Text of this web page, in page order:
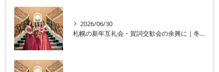
2026/06/30
札幌の新年互礼会・賀詞交歓会の余興に｜冬のホテル宴会を彩る生演奏・オペラ演出